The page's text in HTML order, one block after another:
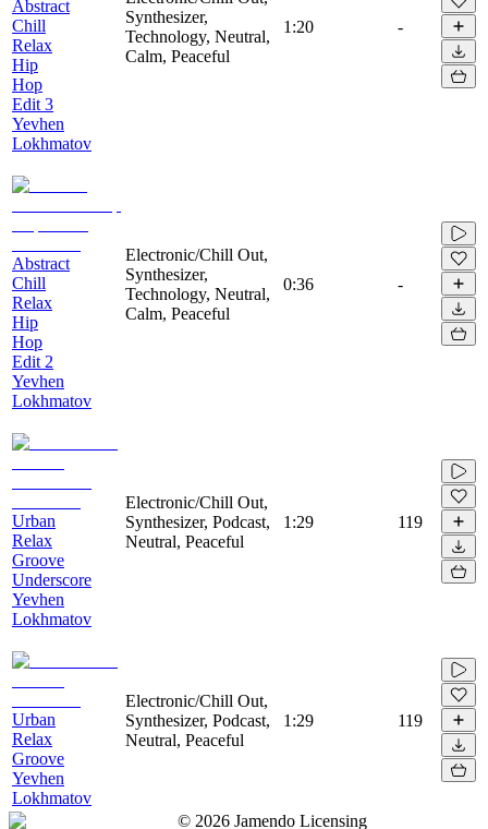
Abstract
Chill
Relax
Hip
Hop
Edit 3
Yevhen
Lokhmatov
Synthesizer,
Technology, Neutral,
Calm, Peaceful
1:20 -
Abstract
Chill
Relax
Hip
Hop
Edit 2
Yevhen
Lokhmatov
Electronic/Chill Out,
Synthesizer,
Technology, Neutral,
Calm, Peaceful
0:36 -
Urban
Relax
Groove
Underscore
Yevhen
Lokhmatov
Electronic/Chill Out,
Synthesizer, Podcast,
Neutral, Peaceful
1:29 119
Urban
Relax
Groove
Yevhen
Lokhmatov
Electronic/Chill Out,
Synthesizer, Podcast,
Neutral, Peaceful
1:29 119
© 2026 Jamendo Licensing